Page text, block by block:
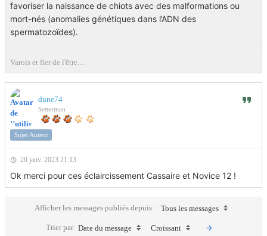
favoriser la naissance de chiots avec des malformations ou
mort-nés (anomalies génétiques dans l’ADN des
spermatozoïdes).
Varois et fier de l'être....
dune74
Setterman
Sujet Auteur
20 janv. 2023 21:13
Ok merci pour ces éclaircissement Cassaire et Novice 12 !
Afficher les messages publiés depuis : Tous les messages
Trier par Date du message Croissant